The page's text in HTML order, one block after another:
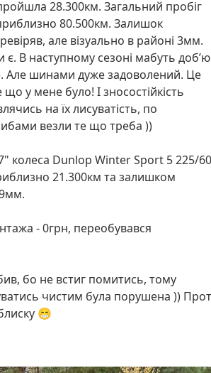
28.300км. Загальний пробіг
80.500км. Залишок
але візуально в районі 3мм.
В наступному сезоні мабуть добʼю
Але шинами дуже задоволений. Це
у мене було! І зносостійкість
на їх лисуватість, по
везли те що треба ))
колеса Dunlop Winter Sport 5 225/60
21.300км та залишком
- 0грн, переобувався
бо не встиг помитись, тому
чистим була порушена ))
😁